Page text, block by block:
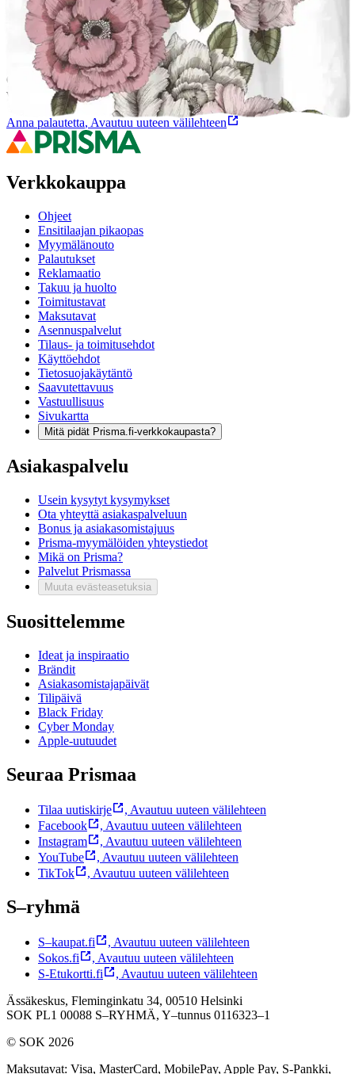
Oletko tyytyväinen tuotetietoihin?
Ovatko tuotetiedot riittävät? Jos tuotetiedoissa on puutteita tai niitä
voisi muuten parantaa, anna palautetta.
Anna palautetta, Avautuu uuteen välilehteen
Verkkokauppa
Ohjeet
Ensitilaajan pikaopas
Myymälänouto
Palautukset
Reklamaatio
Takuu ja huolto
Toimitustavat
Maksutavat
Asennuspalvelut
Tilaus- ja toimitusehdot
Käyttöehdot
Tietosuojakäytäntö
Saavutettavuus
Vastuullisuus
Sivukartta
Mitä pidät Prisma.fi-verkkokaupasta?
Asiakaspalvelu
Usein kysytyt kysymykset
Ota yhteyttä asiakaspalveluun
Bonus ja asiakasomistajuus
Prisma-myymälöiden yhteystiedot
Mikä on Prisma?
Palvelut Prismassa
Muuta evästeasetuksia
Suosittelemme
Ideat ja inspiraatio
Brändit
Asiakasomistajapäivät
Tilipäivä
Black Friday
Cyber Monday
Apple-uutuudet
Seuraa Prismaa
Tilaa uutiskirje , Avautuu uuteen välilehteen
Facebook
, Avautuu uuteen välilehteen
Instagram
, Avautuu uuteen välilehteen
YouTube
, Avautuu uuteen välilehteen
TikTok
, Avautuu uuteen välilehteen
S–ryhmä
S–kaupat.fi , Avautuu uuteen välilehteen
Sokos.fi
, Avautuu uuteen välilehteen
S-Etukortti.fi
, Avautuu uuteen välilehteen
Ässäkeskus, Fleminginkatu 34, 00510 Helsinki
SOK PL1 00088 S–RYHMÄ, Y–tunnus 0116323–1
© SOK 2026
Maksutavat: Visa, MasterCard, MobilePay, Apple Pay, S-Pankki,